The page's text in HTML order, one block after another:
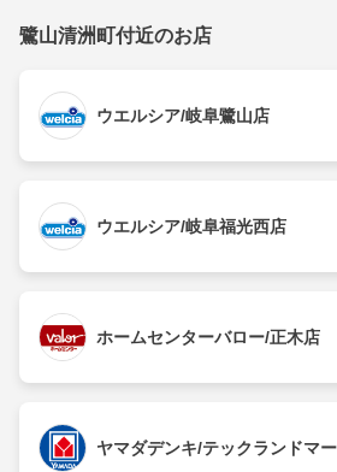
鷺山清洲町付近のお店
ウエルシア/岐阜鷺山店
ウエルシア/岐阜福光西店
ホームセンターバロー/正木店
ヤマダデンキ/テックランドマ